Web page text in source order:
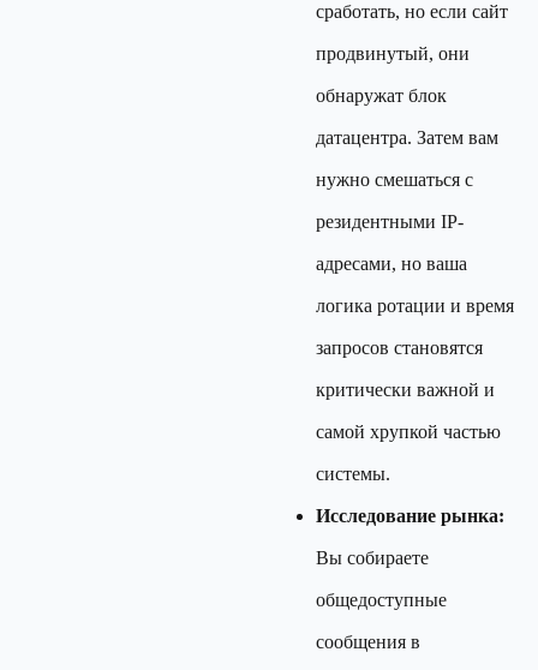
сработать, но если сайт
продвинутый, они
обнаружат блок
датацентра. Затем вам
нужно смешаться с
резидентными IP-
адресами, но ваша
логика ротации и время
запросов становятся
критически важной и
самой хрупкой частью
системы.
Исследование рынка:
Вы собираете
общедоступные
сообщения в